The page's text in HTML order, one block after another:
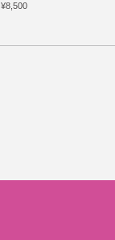
¥8,500